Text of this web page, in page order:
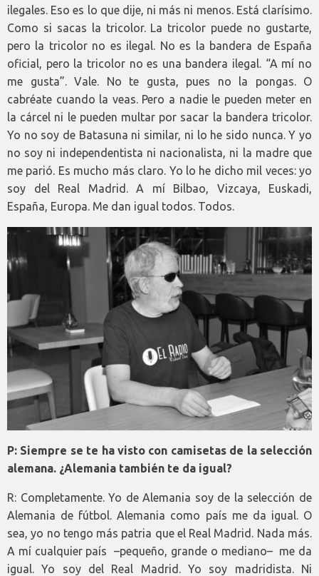
ilegales. Eso es lo que dije, ni más ni menos. Está clarísimo.
Como si sacas la tricolor. La tricolor puede no gustarte,
pero la tricolor no es ilegal. No es la bandera de España
oficial, pero la tricolor no es una bandera ilegal. “A mí no
me gusta”. Vale. No te gusta, pues no la pongas. O
cabréate cuando la veas. Pero a nadie le pueden meter en
la cárcel ni le pueden multar por sacar la bandera tricolor.
Yo no soy de Batasuna ni similar, ni lo he sido nunca. Y yo
no soy ni independentista ni nacionalista, ni la madre que
me parió. Es mucho más claro. Yo lo he dicho mil veces: yo
soy del Real Madrid. A mí Bilbao, Vizcaya, Euskadi,
España, Europa. Me dan igual todos. Todos.
P: Siempre se te ha visto con camisetas de la selección
alemana. ¿Alemania también te da igual?
R: Completamente. Yo de Alemania soy de la selección de
Alemania de fútbol. Alemania como país me da igual. O
sea, yo no tengo más patria que el Real Madrid. Nada más.
A mí cualquier país –pequeño, grande o mediano– me da
igual. Yo soy del Real Madrid. Yo soy madridista. Ni